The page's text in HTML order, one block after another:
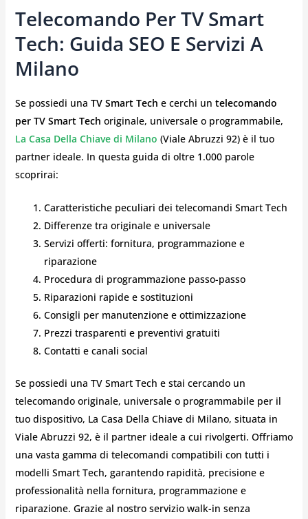
Telecomando Per TV Smart
Tech: Guida SEO E Servizi A
Milano
Se possiedi una TV Smart Tech e cerchi un telecomando
per TV Smart Tech originale, universale o programmabile,
La Casa Della Chiave di Milano (Viale Abruzzi 92) è il tuo
partner ideale. In questa guida di oltre 1.000 parole
scoprirai:
Caratteristiche peculiari dei telecomandi Smart Tech
Differenze tra originale e universale
Servizi offerti: fornitura, programmazione e
riparazione
Procedura di programmazione passo-passo
Riparazioni rapide e sostituzioni
Consigli per manutenzione e ottimizzazione
Prezzi trasparenti e preventivi gratuiti
Contatti e canali social
Se possiedi una TV Smart Tech e stai cercando un
telecomando originale, universale o programmabile per il
tuo dispositivo, La Casa Della Chiave di Milano, situata in
Viale Abruzzi 92, è il partner ideale a cui rivolgerti. Offriamo
una vasta gamma di telecomandi compatibili con tutti i
modelli Smart Tech, garantendo rapidità, precisione e
professionalità nella fornitura, programmazione e
riparazione. Grazie al nostro servizio walk-in senza